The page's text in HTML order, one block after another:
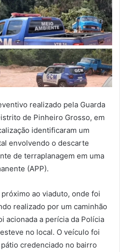
realizado pela Guarda
de Pinheiro Grosso, em
identificaram um
envolvendo o descarte
de terraplanagem em uma
(APP).
ao viaduto, onde foi
realizado por um caminhão
acionada a perícia da Polícia
no local. O veículo foi
credenciado no bairro